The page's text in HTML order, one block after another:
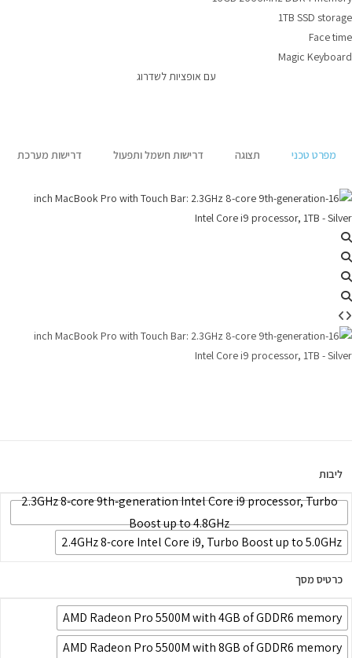
1TB SSD
Face
Magic
עם אופציות לשדרוג
מפרט טכני תצוגה דרישות חשמל ותפעול דרישות מערכת
ליבות
2.3GHz 8‑core 9th‑generation Intel Core i9 processor, Turbo
Boost up to 4.8GHz
2.4GHz 8-core Intel Core i9, Turbo Boost up to 5.0GHz
כרטיס מסך
AMD Radeon Pro 5500M with 4GB of GDDR6 memory
AMD Radeon Pro 5500M with 8GB of GDDR6 memory